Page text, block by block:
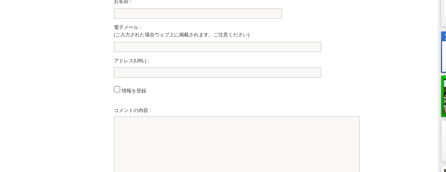
お名前 :
電子メール :
(ご入力された場合ウェブ上に掲載されます。ご注意ください)
アドレス(URL) :
情報を登録
コメントの内容 :